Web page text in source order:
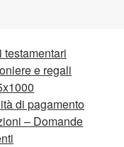
testamentari
e regali
di pagamento
– Domande